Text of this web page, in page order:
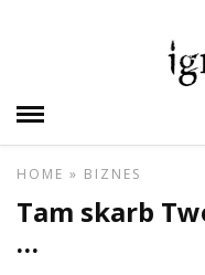
HOME » BIZNES
Tam skarb
…